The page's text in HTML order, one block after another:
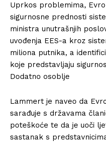
Uprkos problemima,
sigurnosne prednosti
ministra unutrašnjih
uvođenja EES-a kroz
miliona putnika, a
koje predstavljaju
Dodatno osoblje
Lammert je naveo da
sarađuje s državama
poteškoće te da je uoči
sastanak s